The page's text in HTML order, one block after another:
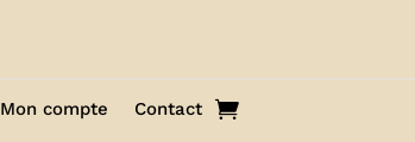
Mon compte Contact